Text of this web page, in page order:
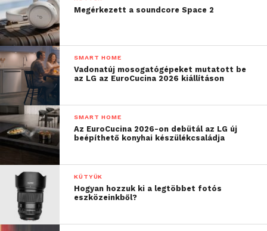
Megérkezett a soundcore Space 2
SMART HOME
Vadonatúj mosogatógépeket mutatott be
az LG az EuroCucina 2026 kiállításon
SMART HOME
Az EuroCucina 2026-on debütál az LG új
beépíthető konyhai készülékcsaládja
KÜTYÜK
Hogyan hozzuk ki a legtöbbet fotós
eszközeinkből?